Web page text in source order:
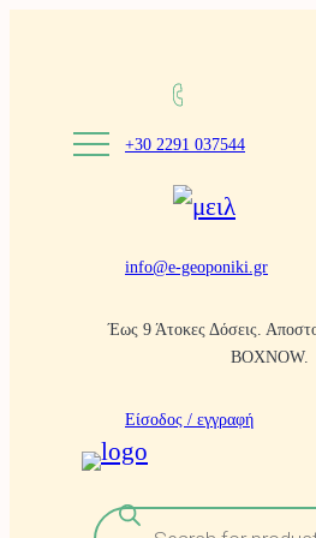
+30 2291 037544
info@e-geoponiki.gr
Έως 9 Άτοκες Δόσεις.
BOXNOW.
Είσοδος / εγγραφή
Α